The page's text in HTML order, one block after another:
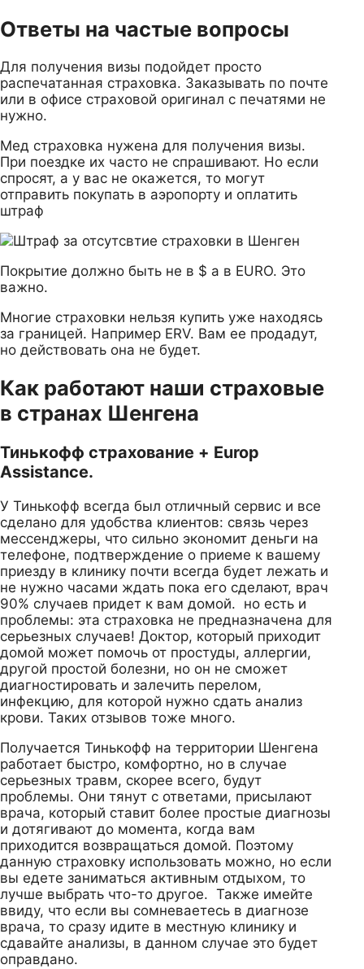
Ответы на частые вопросы
Для получения визы подойдет просто
распечатанная страховка. Заказывать по почте
или в офисе страховой оригинал с печатями не
нужно.
Мед страховка нужена для получения визы.
При поездке их часто не спрашивают. Но если
спросят, а у вас не окажется, то могут
отправить покупать в аэропорту и оплатить
штраф
Покрытие должно быть не в $ а в EURO. Это
важно.
Многие страховки нельзя купить уже находясь
за границей. Например ERV. Вам ее продадут,
но действовать она не будет.
Как работают наши страховые
в странах Шенгена
Тинькофф страхование + Europ
Assistance.
У Тинькофф всегда был отличный сервис и все
сделано для удобства клиентов: связь через
мессенджеры, что сильно экономит деньги на
телефоне, подтверждение о приеме к вашему
приезду в клинику почти всегда будет лежать и
не нужно часами ждать пока его сделают, врач
90% случаев придет к вам домой. но есть и
проблемы: эта страховка не предназначена для
серьезных случаев! Доктор, который приходит
домой может помочь от простуды, аллергии,
другой простой болезни, но он не сможет
диагностировать и залечить перелом,
инфекцию, для которой нужно сдать анализ
крови. Таких отзывов тоже много.
Получается Тинькофф на территории Шенгена
работает быстро, комфортно, но в случае
серьезных травм, скорее всего, будут
проблемы. Они тянут с ответами, присылают
врача, который ставит более простые диагнозы
и дотягивают до момента, когда вам
приходится возвращаться домой. Поэтому
данную страховку использовать можно, но если
вы едете заниматься активным отдыхом, то
лучше выбрать что-то другое. Также имейте
ввиду, что если вы сомневаетесь в диагнозе
врача, то сразу идите в местную клинику и
сдавайте анализы, в данном случае это будет
оправдано.